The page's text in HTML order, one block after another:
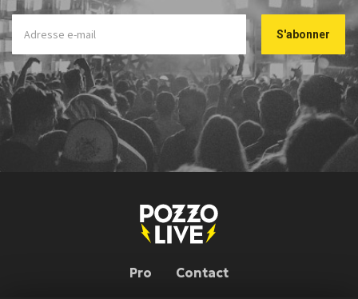
Pro Contact